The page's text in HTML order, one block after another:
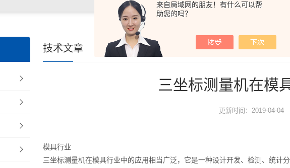
来自局域网的朋友！有什么可以帮
助您的吗？
技术文章
三坐标测量机在模
更新时间：2019-04-04
模具行业
三坐标测量机在模具行业中的应用相当广泛，它是一种设计开发、检测、统计